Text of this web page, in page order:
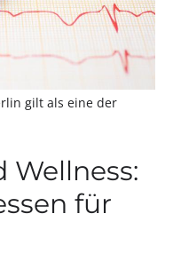
gilt als eine der
Wellness:
für